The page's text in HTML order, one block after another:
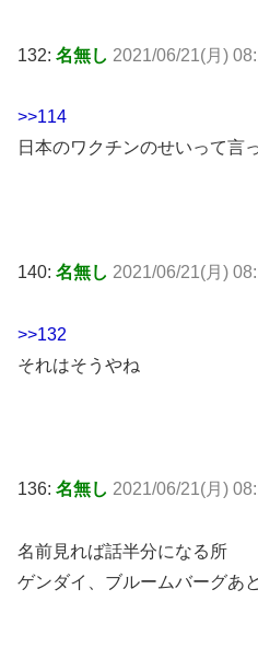
132: 名無し 2021/06/21(月)
>>114
日本のワクチンのせいって言
140: 名無し 2021/06/21(月)
>>132
それはそうやね
136: 名無し 2021/06/21(月)
名前見れば話半分になる所
ゲンダイ、ブルームバーグあ